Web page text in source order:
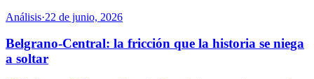
Análisis·22 de junio, 2026
Belgrano-Central: la fricción que la historia se niega
a soltar